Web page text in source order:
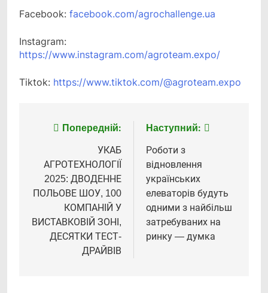
Facebook: facebook.com/agrochallenge.ua
Instagram:
https://www.instagram.com/agroteam.expo/
Tiktok: https://www.tiktok.com/@agroteam.expo
Навігація
Попередній:
УКАБ
АГРОТЕХНОЛОГІЇ
2025: ДВОДЕННЕ
ПОЛЬОВЕ ШОУ, 100
КОМПАНІЙ У
ВИСТАВКОВІЙ ЗОНІ,
ДЕСЯТКИ ТЕСТ-
ДРАЙВІВ
Наступний:
Роботи з
відновлення
українських
елеваторів будуть
одними з найбільш
затребуваних на
ринку — думка